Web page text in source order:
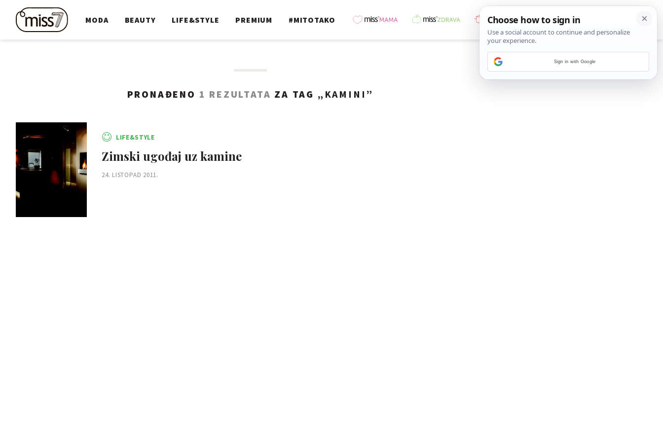
MODA BEAUTY LIFE&STYLE PREMIUM #MITOTAKO
PRONAĐENO 1 REZULTATA ZA TAG „ KAMINI ”
LIFE&STYLE
Zimski ugođaj uz kamine
24. LISTOPAD 2011.
Sign in with Google